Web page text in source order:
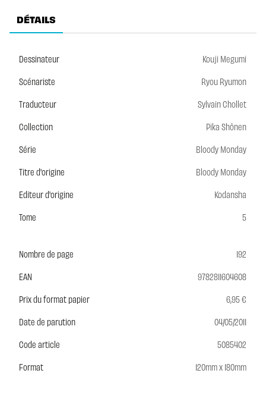
DÉTAILS
Dessinateur
Kouji Megumi
Scénariste
Ryou Ryumon
Traducteur
Sylvain Chollet
Collection
Pika Shônen
Série
Bloody Monday
Titre d'origine
Bloody Monday
Editeur d'origine
Kodansha
Tome
5
Nombre de page
192
EAN
9782811604608
Prix du format papier
6,95 €
Date de parution
04/05/2011
Code article
5085402
Format
120mm x 180mm